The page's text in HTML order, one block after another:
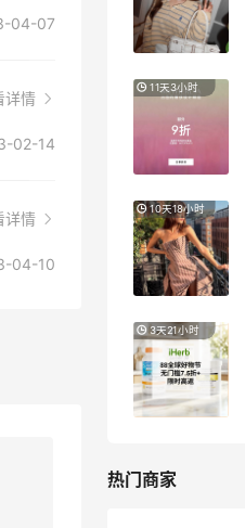
04-07
详情
02-14
详情
04-10
热卖 关注
珑骧、
11天3小时
10天18小时
3天21小时
热门商家